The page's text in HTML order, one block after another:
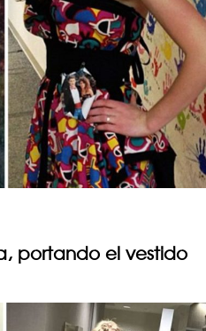
portando el vestido